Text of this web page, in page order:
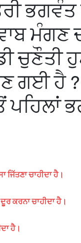
ਚੁਣੌਤੀ
ਗਈ ਹੈ
ਜਿੱਤਣਾ ਚਾਹੀਦਾ ਹੈ।
ਕਰਨਾ ਚਾਹੀਦਾ ਹੈ।
ਹੈ।